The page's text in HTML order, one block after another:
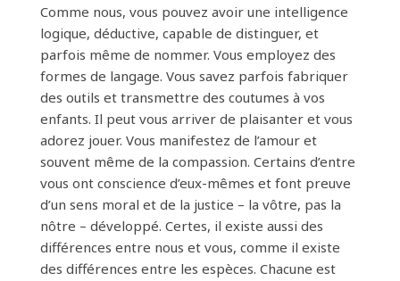
Comme nous, vous pouvez avoir une intelligence
logique, déductive, capable de distinguer, et
parfois même de nommer. Vous employez des
formes de langage. Vous savez parfois fabriquer
des outils et transmettre des coutumes à vos
enfants. Il peut vous arriver de plaisanter et vous
adorez jouer. Vous manifestez de l’amour et
souvent même de la compassion. Certains d’entre
vous ont conscience d’eux-mêmes et font preuve
d’un sens moral et de la justice – la vôtre, pas la
nôtre – développé. Certes, il existe aussi des
différences entre nous et vous, comme il existe
des différences entre les espèces. Chacune est